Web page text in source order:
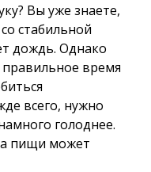
Вы уже знаете,
стабильной
дождь. Однако
время
всего, нужно
голоднее.
пищи может